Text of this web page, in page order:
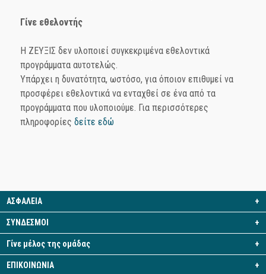
Γίνε εθελοντής
Η ΖΕΥΞΙΣ δεν υλοποιεί συγκεκριμένα εθελοντικά
προγράμματα αυτοτελώς.
Υπάρχει η δυνατότητα, ωστόσο, για όποιον επιθυμεί να
προσφέρει εθελοντικά να ενταχθεί σε ένα από τα
προγράμματα που υλοποιούμε. Για περισσότερες
πληροφορίες δείτε εδώ
ΑΣΦΑΛΕΙΑ +
ΣΥΝΔΕΣΜΟΙ +
Γίνε μέλος της ομάδας +
ΕΠΙΚΟΙΝΩΝΙΑ +